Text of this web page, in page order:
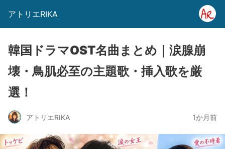
アトリエRIKA
韓国ドラマOST名曲まとめ｜涙腺崩
壊・鳥肌必至の主題歌・挿入歌を厳
選！
アトリエRIKA 1か月前